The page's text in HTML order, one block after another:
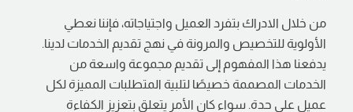
من خلال الادراك بتفرد العميل واجتياجاته، فإننا نعطي
الأولوية للتخصيص والمرونة في نهج تقديم الخدمات لدينا.
يدفعنا هذا المفهوم إلى تقديم مجموعة واسعة من
الخدمات المصممة خصيصًا لتلبية المتطلبات المميزة لكل
عميل على حدة. سواء كان الأمر يتعلق بتعزيز الكفاءة